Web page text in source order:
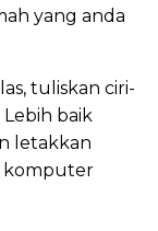
yang anda
tuliskan ciri-
baik
letakkan
komputer